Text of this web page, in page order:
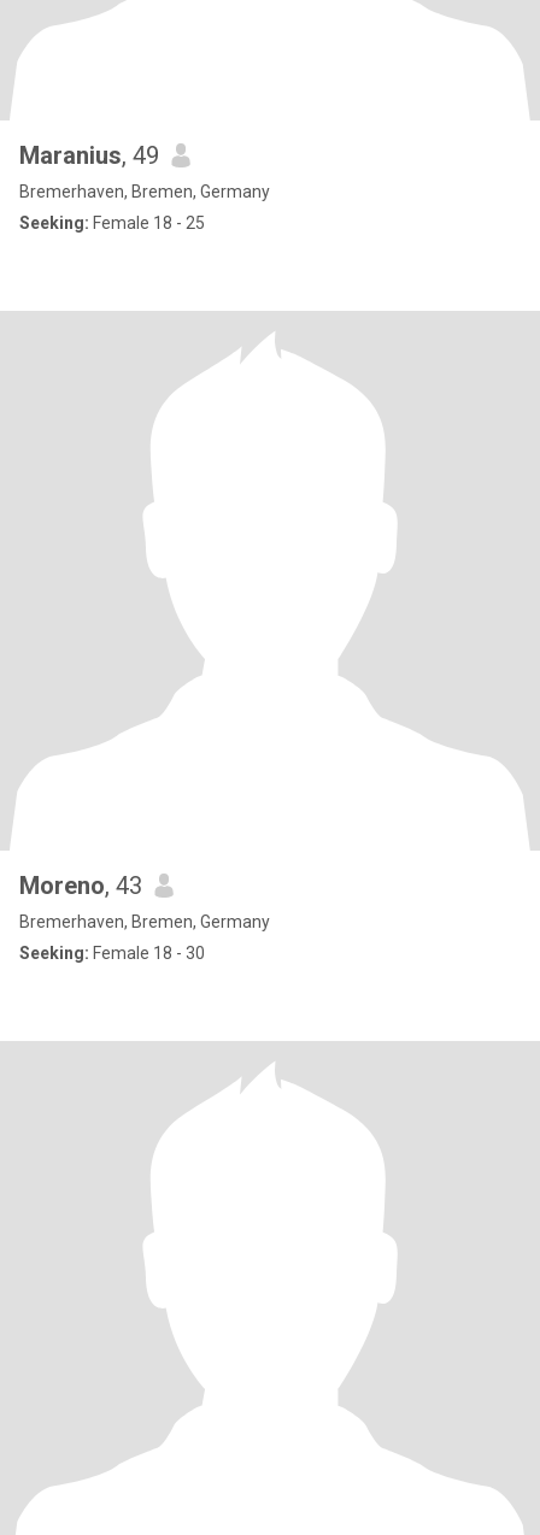
Maranius, 49
Bremerhaven, Bremen, Germany
Seeking: Female 18 - 25
Moreno, 43
Bremerhaven, Bremen, Germany
Seeking: Female 18 - 30